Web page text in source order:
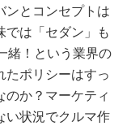
ンとコンセプトは
では「セダン」も
緒！という業界の
ポリシーはすっ
か？マーケティ
い状況でクルマ作